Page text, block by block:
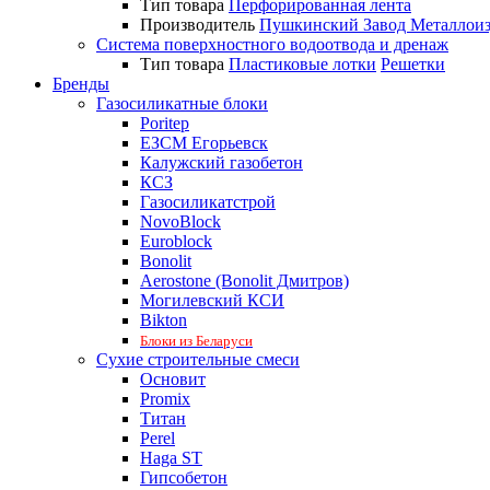
Тип товара Перфорированная лента
Производитель Пушкинский Завод
Система поверхностного водоотвода и дренаж
Тип товара Пластиковые лотки Решетки
Бренды
Газосиликатные блоки
Poritep
ЕЗСМ Егорьевск
Калужский газобетон
КСЗ
Газосиликатстрой
NovoBlock
Euroblock
Bonolit
Aerostone (Bonolit Дмитров)
Могилевский КСИ
Bikton
Блоки из Беларуси
Сухие строительные смеси
Основит
Promix
Титан
Perel
Haga ST
Гипсобетон